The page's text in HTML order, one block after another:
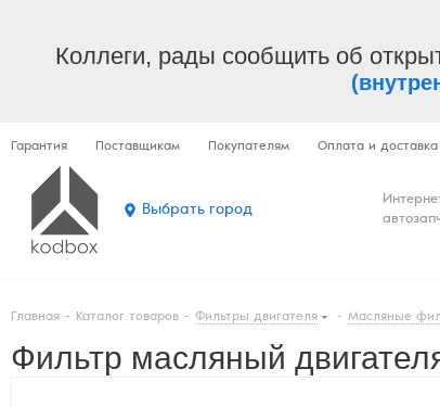
Коллеги, рады сообщить об
Гарантия Поставщикам Покупателям Оплата и доставка
Выбрать город
Главная - Каталог товаров - Фильтры двигателя - Масляные
Фильтр масляный